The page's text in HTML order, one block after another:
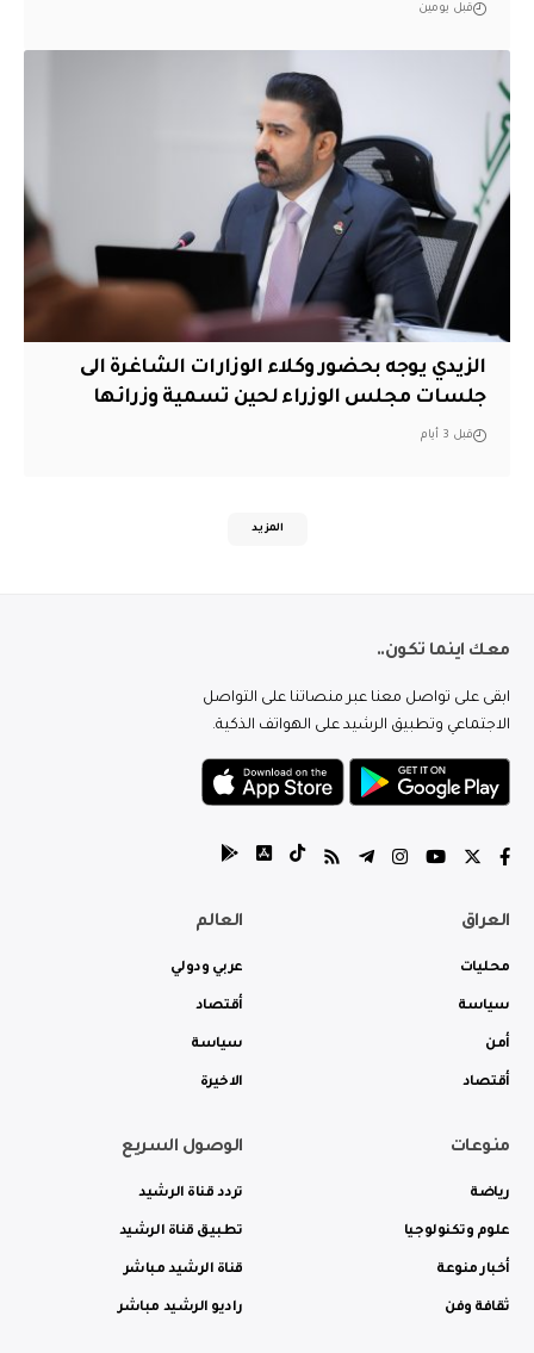
قبل يومين
الزيدي يوجه بحضور وكلاء الوزارات الشاغرة الى
جلسات مجلس الوزراء لحين تسمية وزرائها
قبل 3 أيام
المزيد
معك اينما تكون..
ابقى على تواصل معنا عبر منصاتنا على التواصل
الاجتماعي وتطبيق الرشيد على الهواتف الذكية.
العراق
محليات
سياسة
أمن
أقتصاد
العالم
عربي ودولي
أقتصاد
سياسة
الاخيرة
منوعات
رياضة
علوم وتكنولوجيا
أخبار منوعة
ثقافة وفن
الوصول السريع
تردد قناة الرشيد
تطبيق قناة الرشيد
قناة الرشيد مباشر
راديو الرشيد مباشر